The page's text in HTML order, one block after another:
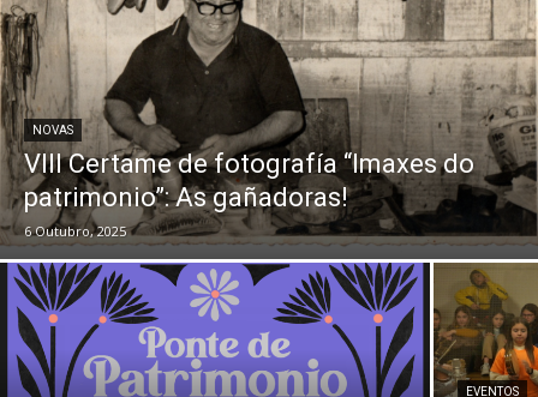
NOVAS
VIII Certame de fotografía “Imaxes do
patrimonio”: As gañadoras!
6 Outubro, 2025
EVENTOS